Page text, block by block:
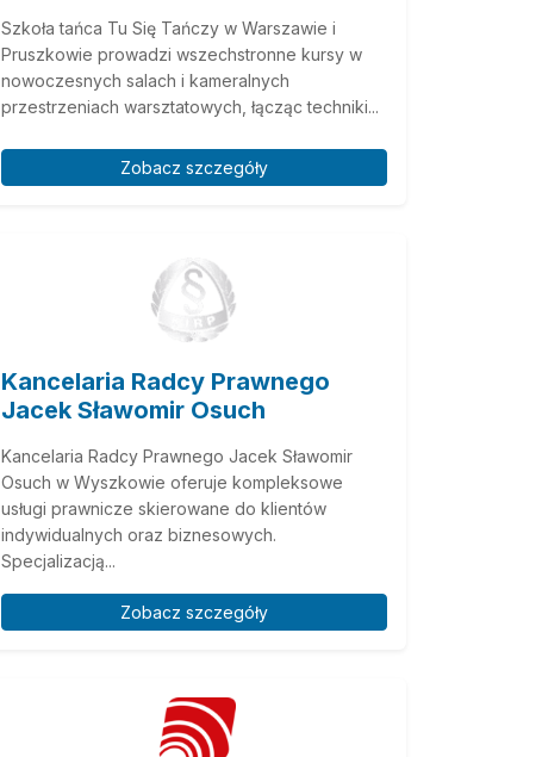
Szkoła tańca Tu Się Tańczy w Warszawie i
Pruszkowie prowadzi wszechstronne kursy w
nowoczesnych salach i kameralnych
przestrzeniach warsztatowych, łącząc techniki...
Zobacz szczegóły
Kancelaria Radcy Prawnego
Jacek Sławomir Osuch
Kancelaria Radcy Prawnego Jacek Sławomir
Osuch w Wyszkowie oferuje kompleksowe
usługi prawnicze skierowane do klientów
indywidualnych oraz biznesowych.
Specjalizacją...
Zobacz szczegóły